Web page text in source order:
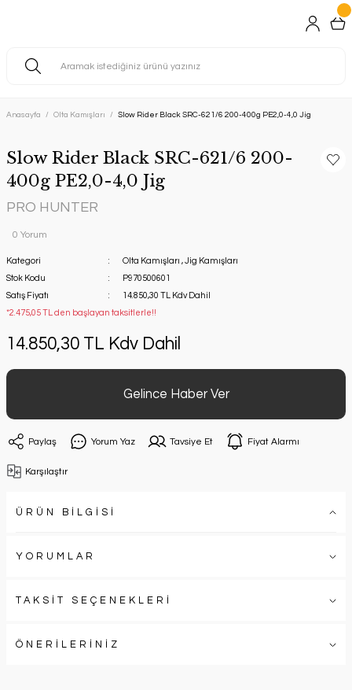
Anasayfa Olta Kamışları Slow Rider Black SRC-621/6 200-400g PE2,0-4,0 Jig
Slow Rider Black SRC-621/6 200-
400g PE2,0-4,0 Jig
PRO HUNTER
0 Yorum
Kategori Olta Kamışları ,Jig Kamışları
Stok Kodu
P970500601
Satış Fiyatı
14.850,30 TL Kdv Dahil
*2.475,05 TL den başlayan taksitlerle!!
14.850,30 TL Kdv Dahil
Gelince Haber Ver
Paylaş Yorum Yaz Tavsiye Et Fiyat Alarmı
Karşılaştır
ÜRÜN BİLGİSİ
YORUMLAR
TAKSİT SEÇENEKLERİ
ÖNERİLERİNİZ